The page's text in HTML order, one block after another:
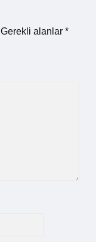
Gerekli alanlar *